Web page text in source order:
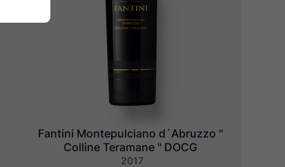
Fantini Montepulciano d´Abruzzo "
Colline Teramane " DOCG
2017